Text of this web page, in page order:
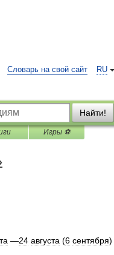
RU
Словарь на свой сайт
Найти!
Игры ⚽
—24 августа (6 сентября)